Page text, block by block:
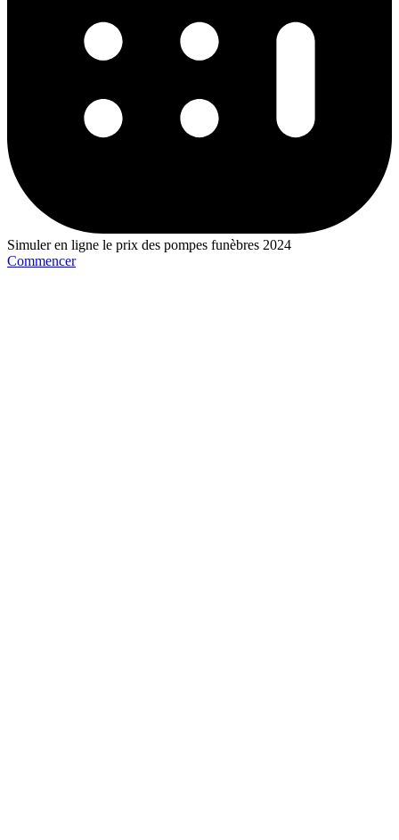
Simuler en ligne le prix des pompes funèbres 2024
Commencer